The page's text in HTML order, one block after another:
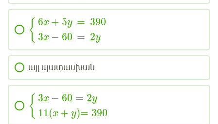
{ 6x + 5y = 390
3x − 60 = 2y
այլ պատասխան
{ 3x − 60 = 2y
11(x + y)= 390